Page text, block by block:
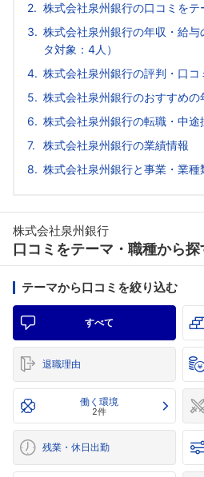
株式会社泉州銀行の口コミをテ
株式会社泉州銀行の年収・給
タ対象：4人）
株式会社泉州銀行の評判・口コ
株式会社泉州銀行のおすすめの
株式会社泉州銀行の転職・中途
株式会社泉州銀行の業績情報
株式会社泉州銀行と事業・業種
株式会社泉州銀行
口コミをテーマ・職種から探
テーマから口コミを絞り込む
すべて
退職理由
働く環境
2件
残業・休日出勤